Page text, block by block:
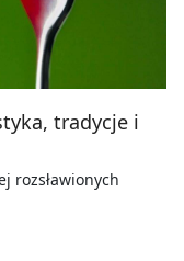
tradycje i
rozsławionych